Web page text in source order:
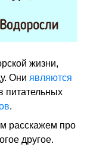
жизни,
Они являются
питательных
.
расскажем про
другое.